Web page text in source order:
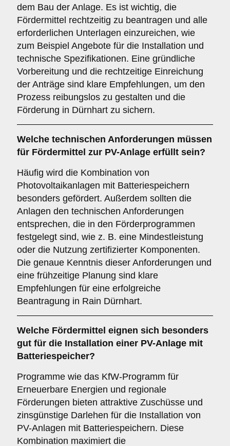
dem Bau der Anlage. Es ist wichtig, die
Fördermittel rechtzeitig zu beantragen und alle
erforderlichen Unterlagen einzureichen, wie
zum Beispiel Angebote für die Installation und
technische Spezifikationen. Eine gründliche
Vorbereitung und die rechtzeitige Einreichung
der Anträge sind klare Empfehlungen, um den
Prozess reibungslos zu gestalten und die
Förderung in Dürnhart zu sichern.
Welche technischen Anforderungen müssen
für Fördermittel zur PV-Anlage erfüllt sein?
Häufig wird die Kombination von
Photovoltaikanlagen mit Batteriespeichern
besonders gefördert. Außerdem sollten die
Anlagen den technischen Anforderungen
entsprechen, die in den Förderprogrammen
festgelegt sind, wie z. B. eine Mindestleistung
oder die Nutzung zertifizierter Komponenten.
Die genaue Kenntnis dieser Anforderungen und
eine frühzeitige Planung sind klare
Empfehlungen für eine erfolgreiche
Beantragung in Rain Dürnhart.
Welche Fördermittel eignen sich besonders
gut für die Installation einer PV-Anlage mit
Batteriespeicher?
Programme wie das KfW-Programm für
Erneuerbare Energien und regionale
Förderungen bieten attraktive Zuschüsse und
zinsgünstige Darlehen für die Installation von
PV-Anlagen mit Batteriespeichern. Diese
Kombination maximiert die